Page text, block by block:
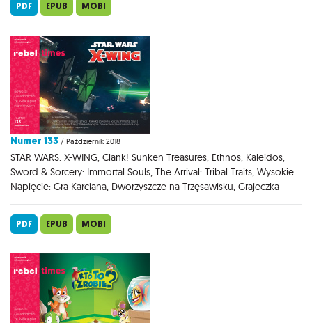
PDF EPUB MOBI
Numer 133 / Październik 2018
STAR WARS: X-WING, Clank! Sunken Treasures, Ethnos, Kaleidos,
Sword & Sorcery: Immortal Souls, The Arrival: Tribal Traits, Wysokie
Napięcie: Gra Karciana, Dworzyszcze na Trzęsawisku, Grajeczka
PDF EPUB MOBI